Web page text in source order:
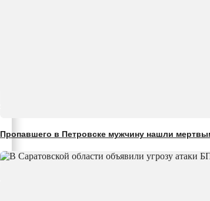
Пропавшего в Петровске мужчину нашли